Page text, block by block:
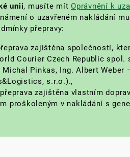
unii, musíte mít Oprávnění k
o uzavřeném nakládání
přepravy:
zajištěna společností,
Courier Czech Republic spol.
Michal Pinkas, Ing. Albert Weber
s.r.o.).,
zajištěna vlastním
proškoleným v nakládání s